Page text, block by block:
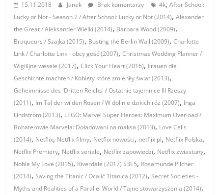
15.11.2018 Janek Brak komentarzy 4k,After School:
Lucky or Not - Season 2 / After School: Lucky or Not (2014),Alexander
the Great / Aleksander Wielki (2014), Barbara Wood (2009),
Braqueurs / Szajka (2015), Busting the Berlin Wall (2009),Charlotte
Link / Charlotte Link - obcy gość (2007),Christmas Wedding Planner /
Wigilijne wesele (2017),Click Your Heart (2016), Frauen die
Geschichte machten / Kobiety które zmieniły świat (2013),
Geheimnisse des 'Dritten Reichs' / Ostatnie tajemnice III Rzeszy
(2011), Im Tal der wilden Rosen / W dolinie dzikich róż (2007), Inga
Lindström (2013), LEGO: Marvel Super Heroes: Maximum Overload /
Bohaterowie Marvela: Doładowani na maksa (2013), Love Cells
(2014), Netflix, Netflix filmy, Netflix nowości, netflix pl, Netflix Polska,
Netflix Premiery, Netflix seriale, Netflix zapowiedzi, Netflix zwiastuny,
Noble My Love (2015), Riverdale (2017) S3E5, Rosamunde Pilcher
(2014),Saving the Titanic / Ocalić Titanica (2012),Secret Societies -
Myths and Realities of a Parallel World / Tajne stowarzyszenia (2014),